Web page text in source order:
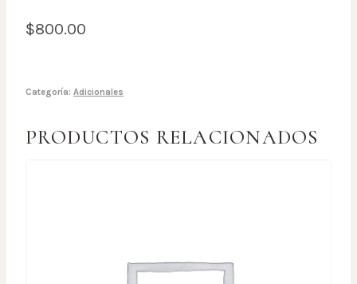
$800.00
Categoría: Adicionales
PRODUCTOS RELACIONADOS